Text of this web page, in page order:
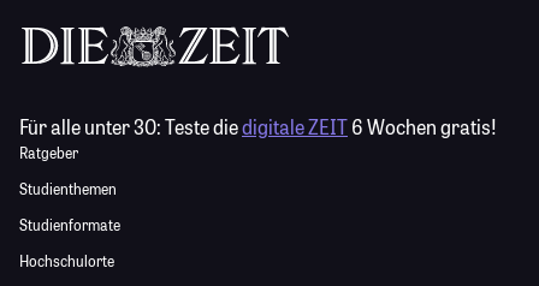
Für alle unter 30:Teste diedigitale ZEIT6 Wochen gratis!
Ratgeber
Studienthemen
Studienformate
Hochschulorte